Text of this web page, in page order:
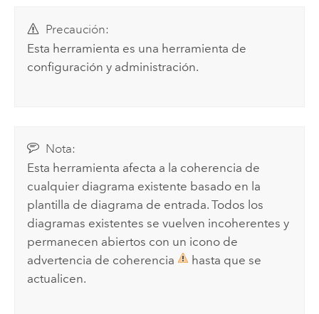
Precaución:
Esta herramienta es una herramienta de
configuración y administración.
Nota:
Esta herramienta afecta a la coherencia de
cualquier diagrama existente basado en la
plantilla de diagrama de entrada. Todos los
diagramas existentes se vuelven incoherentes y
permanecen abiertos con un icono de
advertencia de coherencia
hasta que se
actualicen.